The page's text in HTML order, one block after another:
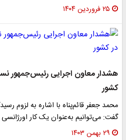
۲۵ فروردین ۱۴۰۴
هشدار معاون اجرایی رئیس‌جمهور
کشور
محمد جعفر قائم‌پناه با اشاره به لزوم
گفت: می‌توانیم به‌عنوان یک کار
۲۹ بهمن ۱۴۰۳